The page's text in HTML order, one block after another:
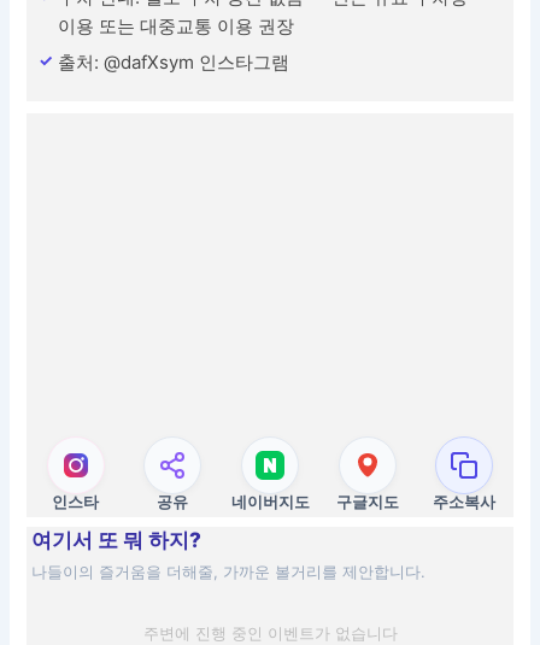
이용 또는 대중교통 이용 권장
출처: @dafXsym 인스타그램
인스타 공유 네이버지도 구글지도 주소복사
여기서 또 뭐 하지?
나들이의 즐거움을 더해줄, 가까운 볼거리를 제안합니다.
주변에 진행 중인 이벤트가 없습니다